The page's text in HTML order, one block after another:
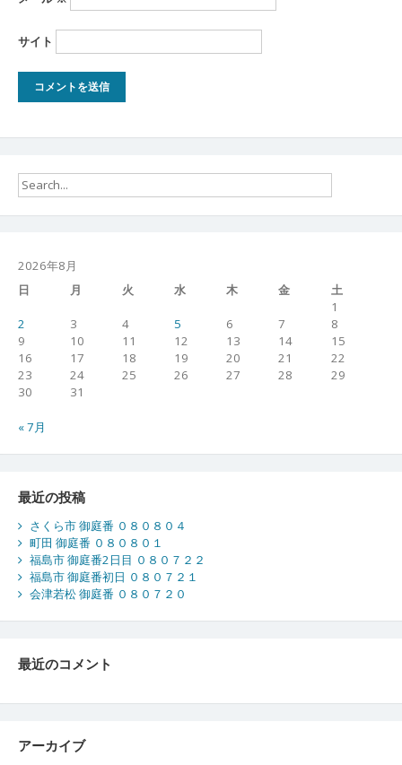
サイト
2026年8月
日
月 火 水 木 金
土
1
2
3 4 5 6 7
8
9
10 11 12 13 14
15
16
17 18 19 20 21
22
23
24 25 26 27 28
29
30
31
« 7月
最近の投稿
さくら市 御庭番 ０８０８０４
町田 御庭番 ０８０８０１
福島市 御庭番2日目 ０８０７２２
福島市 御庭番初日 ０８０７２１
会津若松 御庭番 ０８０７２０
最近のコメント
アーカイブ